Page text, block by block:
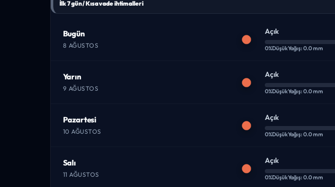
İlk 7 gün / Kısa vade ihtimalleri
Bugün
8 AĞUSTOS
Açık
0%DüşükYağış: 0.0 mm
Yarın
9 AĞUSTOS
Açık
0%DüşükYağış: 0.0 mm
Pazartesi
10 AĞUSTOS
Açık
0%DüşükYağış: 0.0 mm
Salı
11 AĞUSTOS
Açık
0%DüşükYağış: 0.0 mm